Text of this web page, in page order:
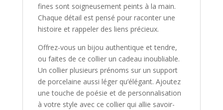
fines sont soigneusement peints à la main.
Chaque détail est pensé pour raconter une
histoire et rappeler des liens précieux.
Offrez-vous un bijou authentique et tendre,
ou faites de ce collier un cadeau inoubliable.
Un collier plusieurs prénoms sur un support
de porcelaine aussi léger qu’élégant. Ajoutez
une touche de poésie et de personnalisation
à votre style avec ce collier qui allie savoir-